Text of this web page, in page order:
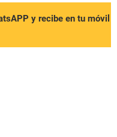
y recibe en tu móvil